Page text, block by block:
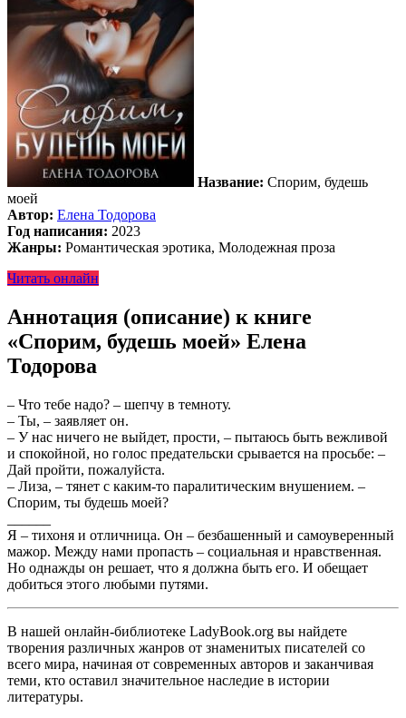
Название: Спорим, будешь
моей
Автор: Елена Тодорова
Год написания: 2023
Жанры: Романтическая эротика, Молодежная проза
Читать онлайн
Аннотация (описание) к книге
«Спорим, будешь моей» Елена
Тодорова
– Что тебе надо? – шепчу в темноту.
– Ты, – заявляет он.
– У нас ничего не выйдет, прости, – пытаюсь быть вежливой
и спокойной, но голос предательски срывается на просьбе: –
Дай пройти, пожалуйста.
– Лиза, – тянет с каким-то паралитическим внушением. –
Спорим, ты будешь моей?
Я – тихоня и отличница. Он – безбашенный и самоуверенный
мажор. Между нами пропасть – социальная и нравственная.
Но однажды он решает, что я должна быть его. И обещает
добиться этого любыми путями.
В нашей онлайн-библиотеке LadyBook.org вы найдете
творения различных жанров от знаменитых писателей со
всего мира, начиная от современных авторов и заканчивая
теми, кто оставил значительное наследие в истории
литературы.